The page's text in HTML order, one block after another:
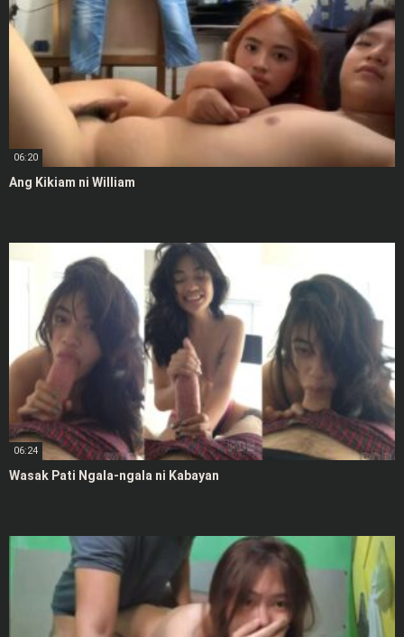
06:20
Ang Kikiam ni William
06:24
Wasak Pati Ngala-ngala ni Kabayan